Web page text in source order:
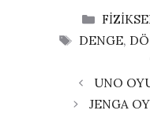
ETIKETLER
DENGE,
UNO
JENGA